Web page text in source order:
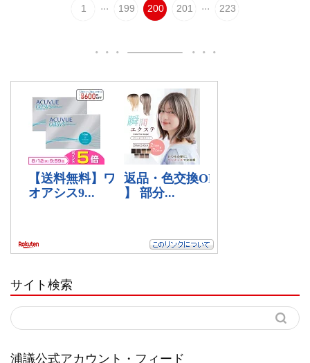
1 ... 199 200 201 ... 223
サイト検索
浦議公式アカウント・フィード